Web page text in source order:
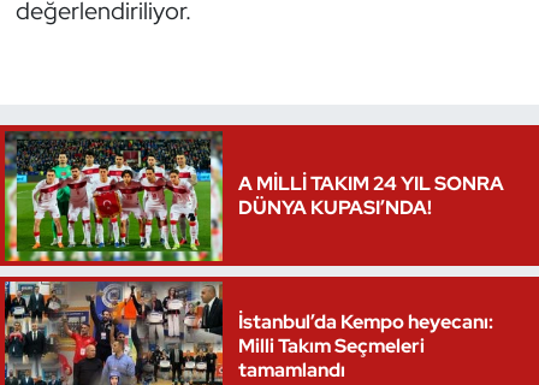
değerlendiriliyor.
A MİLLİ TAKIM 24 YIL SONRA
DÜNYA KUPASI’NDA!
İstanbul’da Kempo heyecanı:
Milli Takım Seçmeleri
tamamlandı
Vücut Geliştirme Fitness
Wushu Kungfu
Yelken
Yüzme